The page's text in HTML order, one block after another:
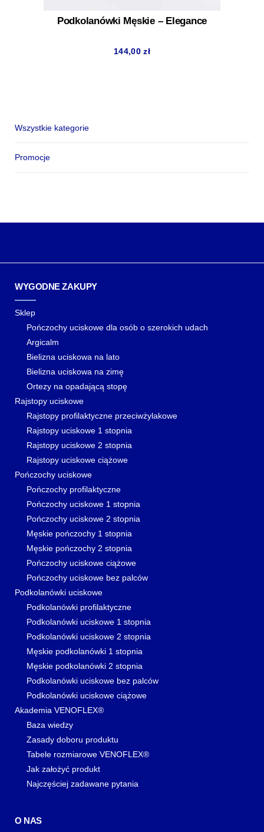
Podkolanówki Męskie – Elegance
144,00zł
Wszystkie kategorie
Promocje
WYGODNE ZAKUPY
Sklep
Pończochy uciskowe dla osób o szerokich udach
Argicalm
Bielizna uciskowa na lato
Bielizna uciskowa na zimę
Ortezy na opadającą stopę
Rajstopy uciskowe
Rajstopy profilaktyczne przeciwżylakowe
Rajstopy uciskowe 1 stopnia
Rajstopy uciskowe 2 stopnia
Rajstopy uciskowe ciążowe
Pończochy uciskowe
Pończochy profilaktyczne
Pończochy uciskowe 1 stopnia
Pończochy uciskowe 2 stopnia
Męskie pończochy 1 stopnia
Męskie pończochy 2 stopnia
Pończochy uciskowe ciążowe
Pończochy uciskowe bez palców
Podkolanówki uciskowe
Podkolanówki profilaktyczne
Podkolanówki uciskowe 1 stopnia
Podkolanówki uciskowe 2 stopnia
Męskie podkolanówki 1 stopnia
Męskie podkolanówki 2 stopnia
Podkolanówki uciskowe bez palców
Podkolanówki uciskowe ciążowe
Akademia VENOFLEX®
Baza wiedzy
Zasady doboru produktu
Tabele rozmiarowe VENOFLEX®
Jak założyć produkt
Najczęściej zadawane pytania
O NAS